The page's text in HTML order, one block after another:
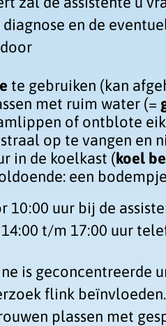
en de
te gebruiken (kan
met ruim water (=
of ontblote
op te vangen en
in de koelkast (koel
een
10:00 uur bij de
t/m 17:00 uur
is geconcentreerde
flink
plassen met